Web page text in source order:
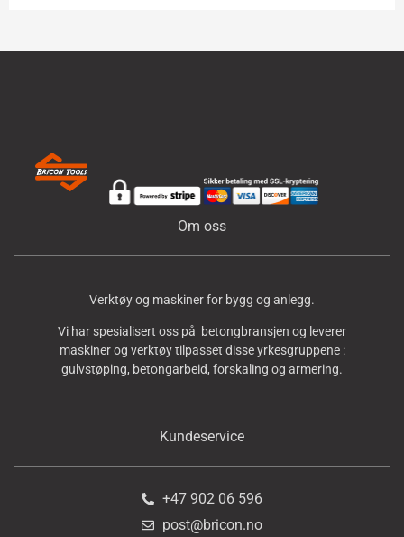
Om oss
Verktøy og maskiner for bygg og anlegg.
Vi har spesialisert oss på betongbransjen og leverer
maskiner og verktøy tilpasset disse yrkesgruppene :
gulvstøping, betongarbeid, forskaling og armering.
Kundeservice
+47 902 06 596
post@bricon.no